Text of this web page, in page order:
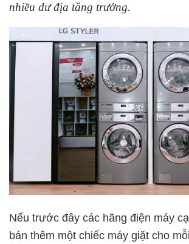
nhiều dư địa tăng trưởng.
Nếu trước đây các hãng điện máy
bán thêm một chiếc máy giặt cho